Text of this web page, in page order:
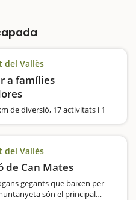
del Vallès
a famílies
de diversió, 17 activitats i 1
edificis modernistes,…
del Vallès
de Can Mates
gegants que baixen per
són el principal